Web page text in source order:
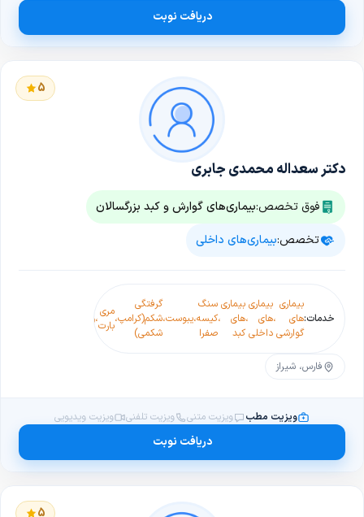
دریافت نوبت
5
دکتر سعداله محمدی جابری
فوق تخصص:بیماری‌های گوارش و کبد بزرگسالان
تخصص:بیماری‌های داخلی
خدمات:
بیماری
های
گوارشی
،
بیماری
های
داخلی
،
بیماری
های
کبد
،
سنگ
کیسه
صفرا
،یبوست،
گرفتگی
شکم(کرامپ
شکمی)
،مری
بارت،روده
فارس، شیراز
ویزیت مطب ویزیت متنی ویزیت تلفنی ویزیت ویدیویی
دریافت نوبت
5